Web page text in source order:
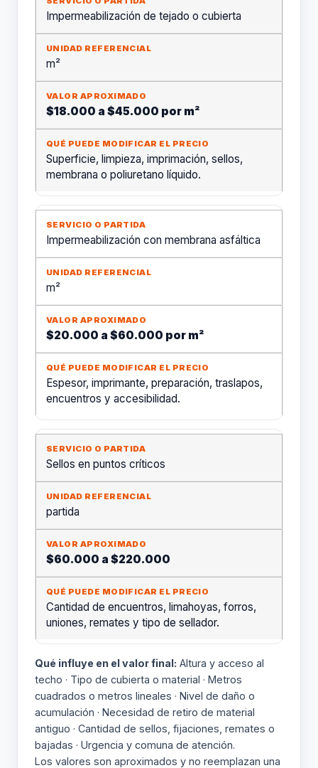
Impermeabilización de tejado o cubierta
m²
$18.000 a $45.000 por m²
Superficie, limpieza, imprimación, sellos,
membrana o poliuretano líquido.
Impermeabilización con membrana asfáltica
m²
$20.000 a $60.000 por m²
Espesor, imprimante, preparación, traslapos,
encuentros y accesibilidad.
Sellos en puntos críticos
partida
$60.000 a $220.000
Cantidad de encuentros, limahoyas, forros,
uniones, remates y tipo de sellador.
Qué influye en el valor final: Altura y acceso al
techo · Tipo de cubierta o material · Metros
cuadrados o metros lineales · Nivel de daño o
acumulación · Necesidad de retiro de material
antiguo · Cantidad de sellos, fijaciones, remates o
bajadas · Urgencia y comuna de atención.
Los valores son aproximados y no reemplazan una